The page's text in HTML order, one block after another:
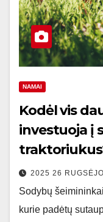
NAMAI
Kodėl vis
investuoja į
2025 26 RUGSĖJO
Sodybų
kurie padėtų